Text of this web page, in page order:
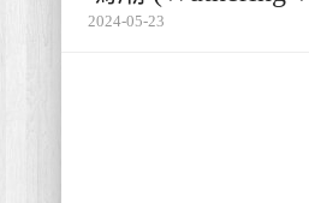
2024-05-23